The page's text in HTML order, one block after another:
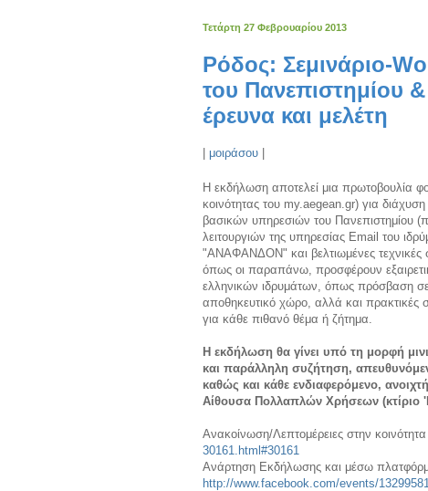
Τετάρτη 27 Φεβρουαρίου 2013
Ρόδος: Σεμινάριο-
του Πανεπιστημίου
έρευνα και μελέτη
μοιράσου
Η εκδήλωση αποτελεί μια πρωτοβουλία
κοινότητας του my.aegean.gr) για
βασικών υπηρεσιών του Πανεπιστημίου
λειτουργιών της υπηρεσίας Email του
"ΑΝΑΦΑΝΔΟΝ" και βελτιωμένες
όπως οι παραπάνω, προσφέρουν
ελληνικών ιδρυμάτων, όπως πρόσβαση σε
αποθηκευτικό χώρο, αλλά και πρακτικές
για κάθε πιθανό θέμα ή ζήτημα.
Η εκδήλωση θα γίνει υπό τη μορφή
και παράλληλη συζήτηση,
καθώς και κάθε ενδιαφερόμενο,
Αίθουσα Πολλαπλών Χρήσεων (κτίριο
Ανακοίνωση/Λεπτομέρειες στην
30161.html#30161
Ανάρτηση Εκδήλωσης και μέσω
http://www.facebook.com/events/